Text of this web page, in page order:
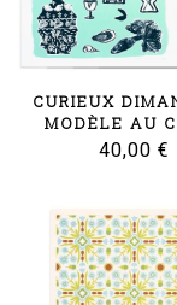
CURIEUX
MODÈLE AU
40,00 €